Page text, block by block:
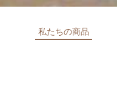
私たちの商品